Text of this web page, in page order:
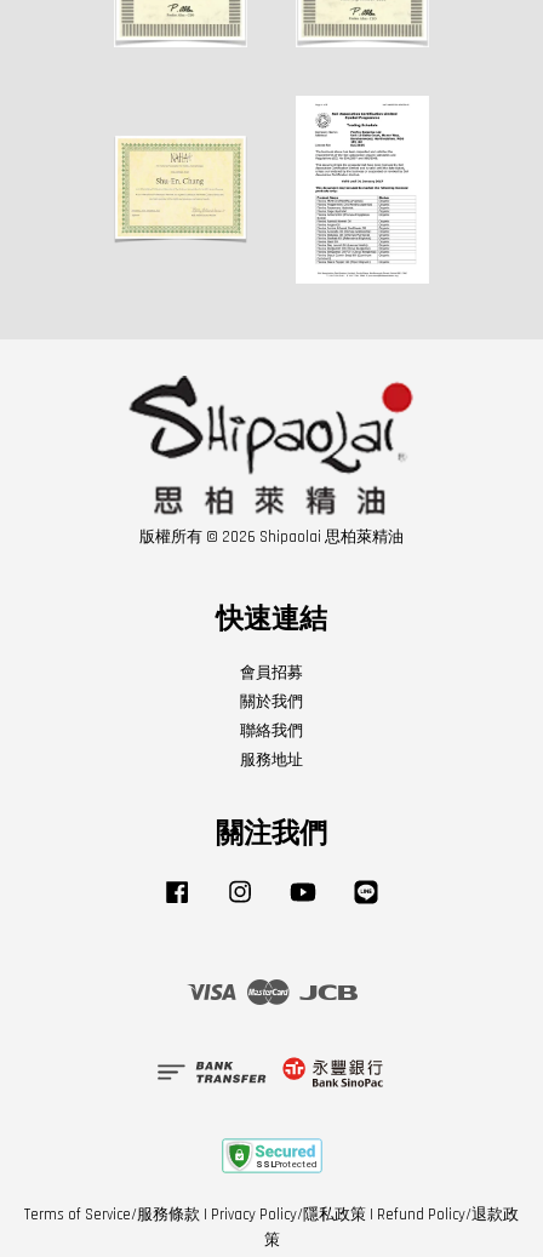
版權所有 © 2026 Shipaolai 思柏萊精油
快速連結
會員招募
關於我們
聯絡我們
服務地址
關注我們
Facebook Instagram YouTube
Visa Master
Terms of Service/服務條款 | Privacy Policy/隱私政策 | Refund Policy/退款政
策